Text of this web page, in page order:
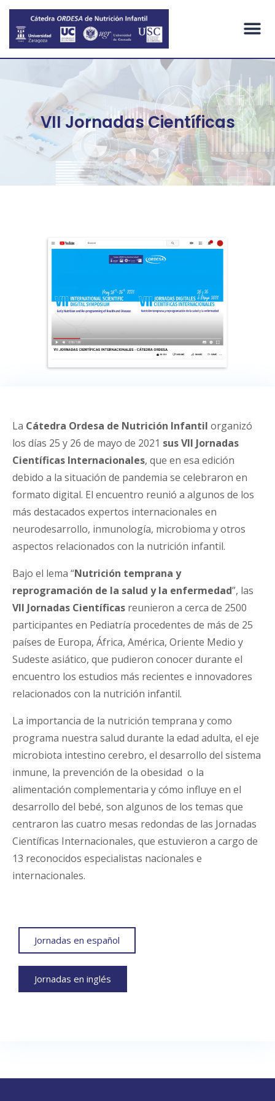
VII Jornadas Científicas
La Cátedra Ordesa de Nutrición Infantil organizó
los días 25 y 26 de mayo de 2021 sus VII Jornadas
Científicas Internacionales, que en esa edición
debido a la situación de pandemia se celebraron en
formato digital. El encuentro reunió a algunos de los
más destacados expertos internacionales en
neurodesarrollo, inmunología, microbioma y otros
aspectos relacionados con la nutrición infantil.
Bajo el lema “Nutrición temprana y
reprogramación de la salud y la enfermedad”, las
VII Jornadas Científicas reunieron a cerca de 2500
participantes en Pediatría procedentes de más de 25
países de Europa, África, América, Oriente Medio y
Sudeste asiático, que pudieron conocer durante el
encuentro los estudios más recientes e innovadores
relacionados con la nutrición infantil.
La importancia de la nutrición temprana y como
programa nuestra salud durante la edad adulta, el eje
microbiota intestino cerebro, el desarrollo del sistema
inmune, la prevención de la obesidad o la
alimentación complementaria y cómo influye en el
desarrollo del bebé, son algunos de los temas que
centraron las cuatro mesas redondas de las Jornadas
Científicas Internacionales, que estuvieron a cargo de
13 reconocidos especialistas nacionales e
internacionales.
Jornadas en español
Jornadas en inglés